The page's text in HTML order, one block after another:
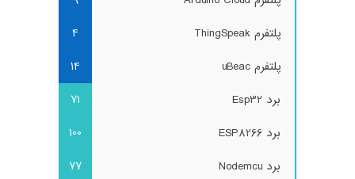
پلتفرم ThingSpeak
4
پلتفرم uBeac
14
برد Esp32
71
برد ESP8266
100
برد Nodemcu
77